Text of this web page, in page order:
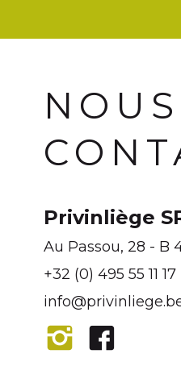
NOUS
Privinliège
Au Passou, 28 - B
+32 (0) 495 55 11 17